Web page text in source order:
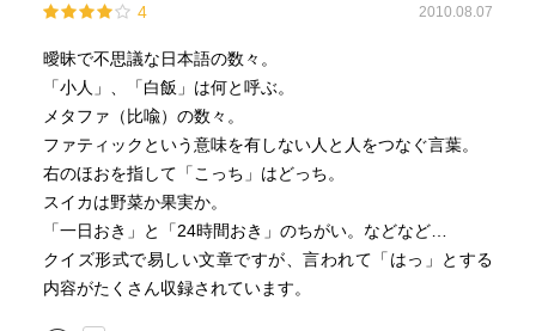
4 2010.08.07
曖昧で不思議な日本語の数々。
「小人」、「白飯」は何と呼ぶ。
メタファ（比喩）の数々。
ファティックという意味を有しない人と人をつなぐ言葉。
右のほおを指して「こっち」はどっち。
スイカは野菜か果実か。
「一日おき」と「24時間おき」のちがい。などなど…
クイズ形式で易しい文章ですが、言われて「はっ」とする
内容がたくさん収録されています。